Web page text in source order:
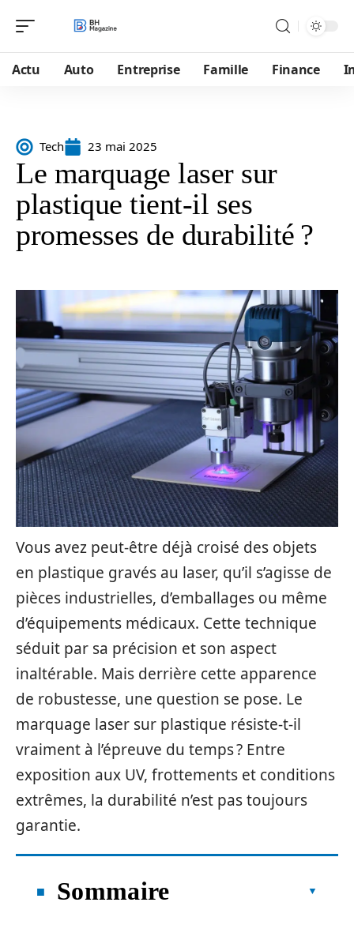
Actu Auto Entreprise Famille Finance
Tech 23 mai 2025
Le marquage laser sur
plastique tient-il ses
promesses de durabilité ?
Vous avez peut-être déjà croisé des objets
en plastique gravés au laser, qu’il s’agisse de
pièces industrielles, d’emballages ou même
d’équipements médicaux. Cette technique
séduit par sa précision et son aspect
inaltérable. Mais derrière cette apparence
de robustesse, une question se pose. Le
marquage laser sur plastique résiste-t-il
vraiment à l’épreuve du temps ? Entre
exposition aux UV, frottements et conditions
extrêmes, la durabilité n’est pas toujours
garantie.
Sommaire